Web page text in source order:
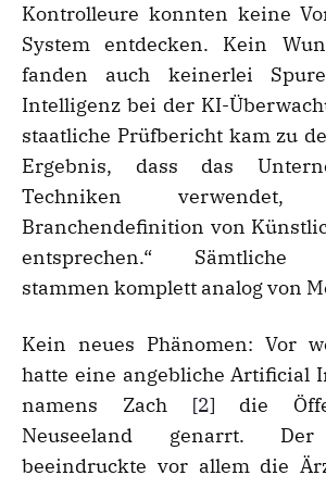
Kontrolleure konnten keine
System entdecken. Kein
fanden auch keinerlei
Intelligenz bei der KI-
staatliche Prüfbericht kam zu
Ergebnis, dass das
Techniken
Branchendefinition von
entsprechen.“ Sämtliche
stammen komplett analog von
Kein neues Phänomen: Vor
hatte eine angebliche Artificial
namens Zach [2] die
Neuseeland genarrt. Der
beeindruckte vor allem die